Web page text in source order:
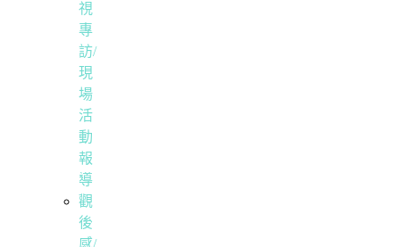
視
專
訪/
現
場
活
動
報
導
觀
後
感/